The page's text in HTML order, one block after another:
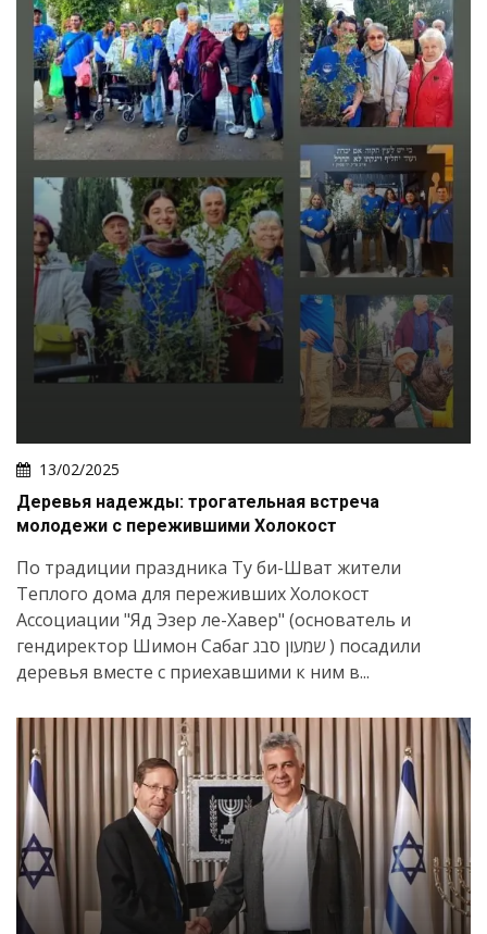
13/02/2025
Деревья надежды: трогательная встреча
молодежи с пережившими Холокост
По традиции праздника Ту би-Шват жители
Теплого дома для переживших Холокост
Ассоциации "Яд Эзер ле-Хавер" (основатель и
гендиректор Шимон Сабаг שמעון סבג ) посадили
деревья вместе с приехавшими к ним в...